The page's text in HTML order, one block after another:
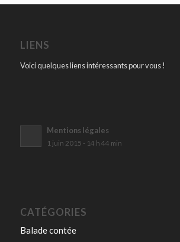
LIENS
Voici quelques liens intéressants pour vous !
Mentions légales
1 juin 2015 - 14 h 44 min
CATÉGORIES
Balade contée